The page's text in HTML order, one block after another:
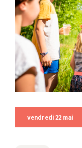
vendredi 22 mai